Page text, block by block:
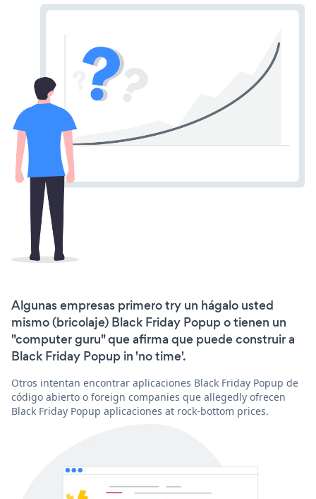
Algunas empresas primero try un hágalo usted
mismo (bricolaje) Black Friday Popup o tienen un
"computer guru" que afirma que puede construir a
Black Friday Popup in 'no time'.
Otros intentan encontrar aplicaciones Black Friday Popup de
código abierto o foreign companies que allegedly ofrecen
Black Friday Popup aplicaciones at rock-bottom prices.